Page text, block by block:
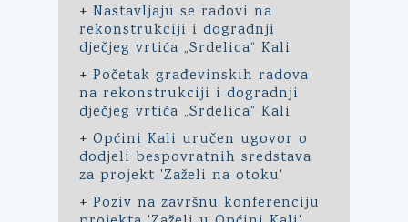
+ Nastavljaju se radovi na
rekonstrukciji i dogradnji
dječjeg vrtića „Srdelica“ Kali
+ Početak građevinskih radova
na rekonstrukciji i dogradnji
dječjeg vrtića „Srdelica“ Kali
+ Općini Kali uručen ugovor o
dodjeli bespovratnih sredstava
za projekt 'Zaželi na otoku'
+ Poziv na završnu konferenciju